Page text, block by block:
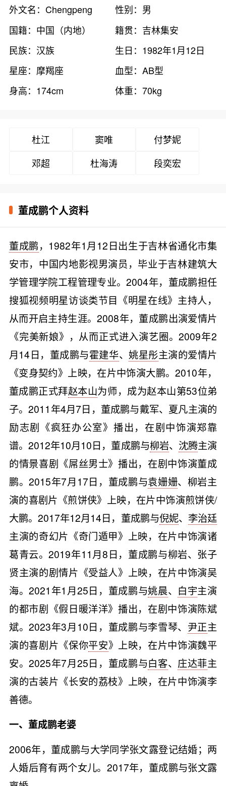
外文名：Chengpeng
Dong
性别：男
国籍：中国（内地）
籍贯：吉林集安
民族：汉族
生日：1982年1月12日
星座：摩羯座
血型：AB型
身高：174cm
体重：70kg
杜江 窦唯
付梦妮
邓超
杜海涛 段奕宏
董成鹏个人资料
董成鹏，1982年1月12日出生于吉林省通化市集
安市，中国内地影视男演员，毕业于吉林建筑大
学管理学院工程管理专业。2004年，董成鹏担任
搜狐视频明星访谈类节目《明星在线》主持人，
从而开启主持生涯。2008年，董成鹏出演爱情片
《完美新娘》，从而正式进入演艺圈。2009年2
月14日，董成鹏与霍建华、姚星彤主演的爱情片
《变身契约》上映，在片中饰演大鹏。2010年，
董成鹏正式拜赵本山为师，成为赵本山第53位弟
子。2011年4月7日，董成鹏与戴军、夏凡主演的
励志剧《疯狂办公室》播出，在剧中饰演郑靠
谱。2012年10月10日，董成鹏与柳岩、 沈腾主演
的情景喜剧《屌丝男士》播出，在剧中饰演董成
鹏。2015年7月17日，董成鹏与袁姗姗、柳岩主
演的喜剧片《煎饼侠》上映，在片中饰演煎饼侠/
大鹏。2017年12月14日，董成鹏与倪妮、 李治廷
主演的奇幻片《奇门遁甲》上映，在片中饰演诸
葛青云。2019年11月8日，董成鹏与柳岩、张子
贤主演的剧情片《受益人》上映，在片中饰演吴
海。2021年1月25日，董成鹏与姚晨、 白宇主演
的都市剧《假日暖洋洋》播出，在剧中饰演陈斌
斌。2023年3月10日，董成鹏与李雪琴、 尹正主
演的喜剧片《保你平安》上映，在片中饰演魏平
安。2025年7月25日，董成鹏与白客、 庄达菲主
演的古装片《长安的荔枝》上映，在片中饰演李
善德。
一、董成鹏老婆
2006年，董成鹏与大学同学张文露登记结婚；两
人婚后育有两个女儿。2017年，董成鹏与张文露